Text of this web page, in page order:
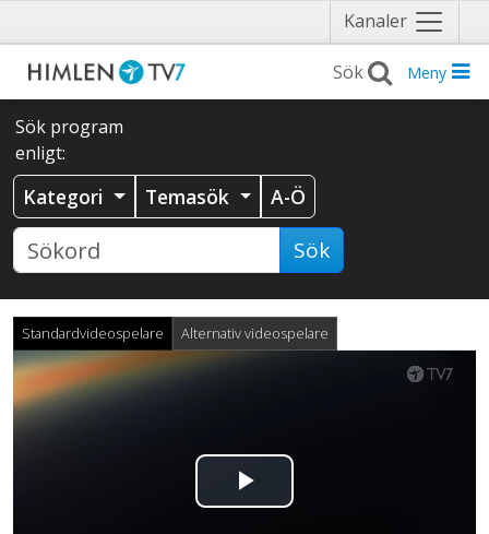
Kanaler Näytä
valikko
Meny
Sök program
enligt:
Kategori Temasök A-Ö
Sök
Standardvideospelare Alternativ videospelare
Spela